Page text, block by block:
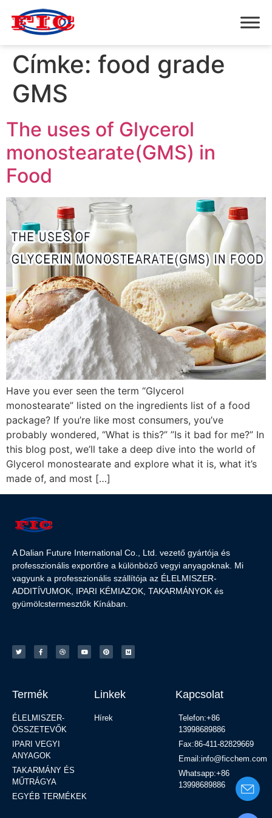
Címke: food grade
GMS
The uses of Glycerol
monostearate(GMS) in
Food
Have you ever seen the term “Glycerol
monostearate” listed on the ingredients list of a food
package? If you’re like most consumers, you’ve
probably wondered, “What is this?” ”Is it bad for me?” In
this blog post, we’ll take a deep dive into the world of
Glycerol monostearate and explore what it is, what it’s
made of, and most […]
A Dalian Future International Co., Ltd. vezető gyártója és
professzionális exportőre a különböző vegyi anyagoknak. Mi
vagyunk a professzionális szállítója az ÉLELMISZER-
ADDITÍVUMOK, IPARI KÉMIAZOK, TAKARMÁNYOK és
gyümölcstermesztők Kínában.
Termék
ÉLELMISZER-
ÖSSZETEVŐK
IPARI VEGYI
ANYAGOK
TAKARMÁNY ÉS
MŰTRÁGYA
EGYÉB TERMÉKEK
Linkek
Hírek
Kapcsolat
Telefon:+86
13998689886
Fax:86-411-82829669
Email:info@ficchem.com
Whatsapp:+86
13998689886